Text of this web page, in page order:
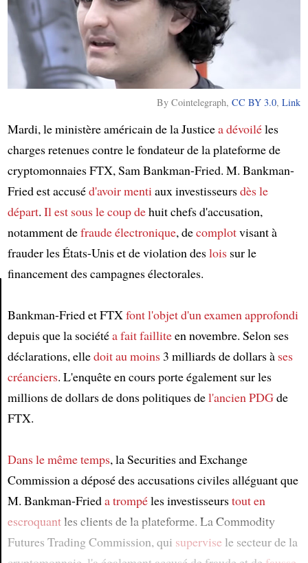
Article
By Cointelegraph,CC BY 3.0,Link
Mardi, le ministère américain de la Justicea dévoiléles
charges retenues contre le fondateur de la plateforme de
cryptomonnaies FTX, Sam Bankman-Fried. M. Bankman-
Fried est accuséd'avoir menti aux investisseursdès le
départ. Il est sous le coup dehuit chefs d'accusation,
notamment defraude électronique, decomplotvisant à
frauder les États-Unis et de violation desloissur le
financement des campagnes électorales.
Bankman-Fried et FTXfont l'objet d'un examen approfondi
depuis que la sociétéa fait failliteen novembre. Selon ses
déclarations, elledoitau moins3 milliards de dollars à ses
créanciers. L'enquête en cours porte également sur les
millions de dollars de dons politiques del'ancien PDGde
FTX.
Dans le même temps, la Securities and Exchange
Commission a déposé des accusations civiles alléguant que
M. Bankman-Frieda trompéles investisseurstout en
escroquantles clients de la plateforme. La Commodity
Futures Trading Commission, qui supervisele secteur de la